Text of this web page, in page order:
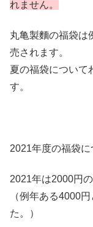
れません。
丸亀製麵の福袋は
売されます。
夏の福袋について
す。
2021年度の福袋に
2021年は2000円
（例年ある4000
た。）